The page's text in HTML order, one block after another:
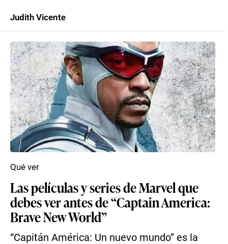
Judith Vicente
Las películas y series de Marvel que
debes ver antes de “Captain America:
Brave New World”
“Capitán América: Un nuevo mundo” es la
Qué ver